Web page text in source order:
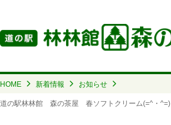
HOME 新着情報 お知らせ
道の駅林林館 森の茶屋 春ソフトクリーム(=^・^=)